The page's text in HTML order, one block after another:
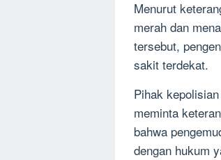
Menurut
merah dan
tersebut,
sakit terdekat.
Pihak
meminta
bahwa
dengan hukum